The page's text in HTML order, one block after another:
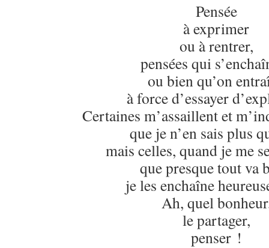
Pensée
à exprimer
ou à rentrer,
pensées qui
ou bien qu’on
à force d’essayer
Certaines m’assaillent et
que je n’en sais plus
mais celles, quand je me
que presque tout va
je les enchaîne
Ah, quel
le partager,
penser !